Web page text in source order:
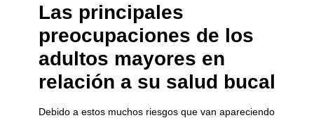
Las principales
preocupaciones de los
adultos mayores en
relación a su salud bucal
Debido a estos muchos riesgos que van apareciendo